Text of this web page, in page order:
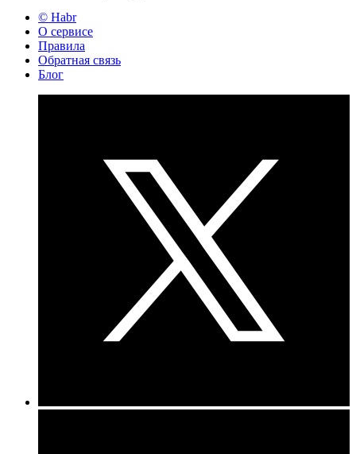
© Habr
О сервисе
Правила
Обратная связь
Блог